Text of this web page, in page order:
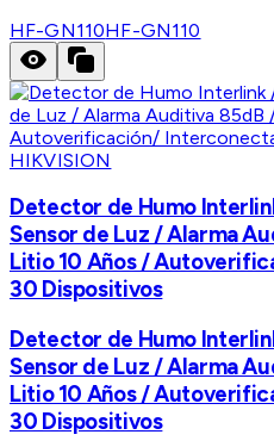
HF-GN110HF-GN110
HIKVISION
Detector de Humo
Sensor de Luz / Alarma
Litio 10 Años /
30 Dispositivos
Detector de Humo
Sensor de Luz / Alarma
Litio 10 Años /
30 Dispositivos